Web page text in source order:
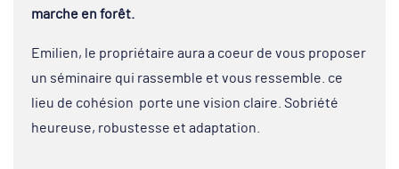
marche en forêt.
Emilien, le propriétaire aura a coeur de vous proposer
un séminaire qui rassemble et vous ressemble. ce
lieu de cohésion porte une vision claire. Sobriété
heureuse, robustesse et adaptation.